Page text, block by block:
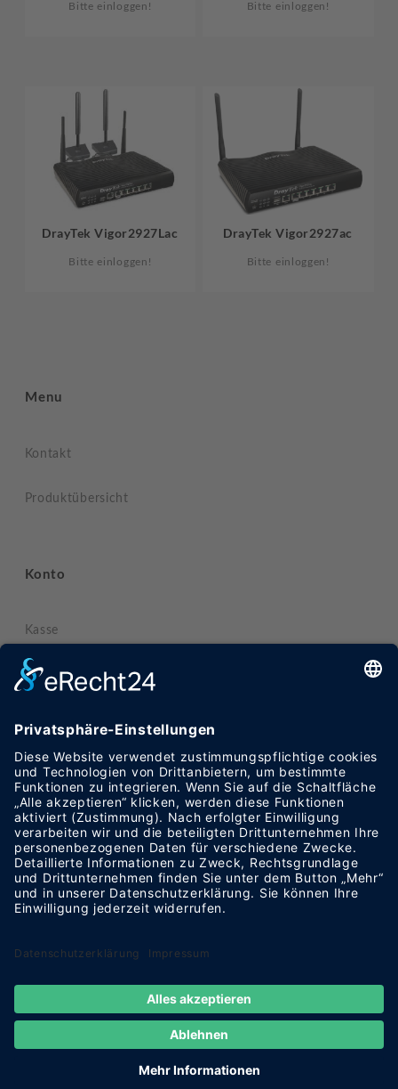
Bitte einloggen! Bitte einloggen!
DrayTek Vigor2927Lac
Bitte einloggen!
DrayTek Vigor2927ac
Bitte einloggen!
Menu
Kontakt
Produktübersicht
Konto
Kasse
Mein Konto
Informationen
Datenschutzerklärung
Impressum
Cookie-Einstellungen
0